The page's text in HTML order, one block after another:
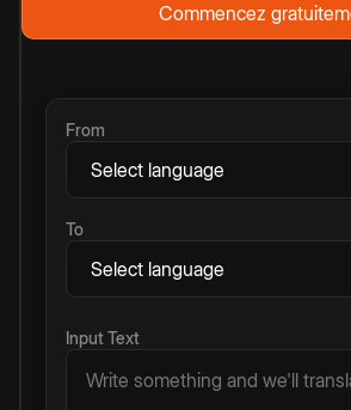
Commencez
From
To
Input Text